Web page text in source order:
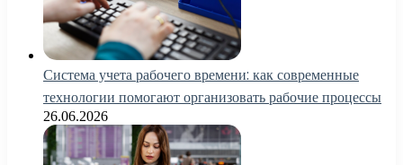
Система учета рабочего времени: как современные
технологии помогают организовать рабочие процессы
26.06.2026